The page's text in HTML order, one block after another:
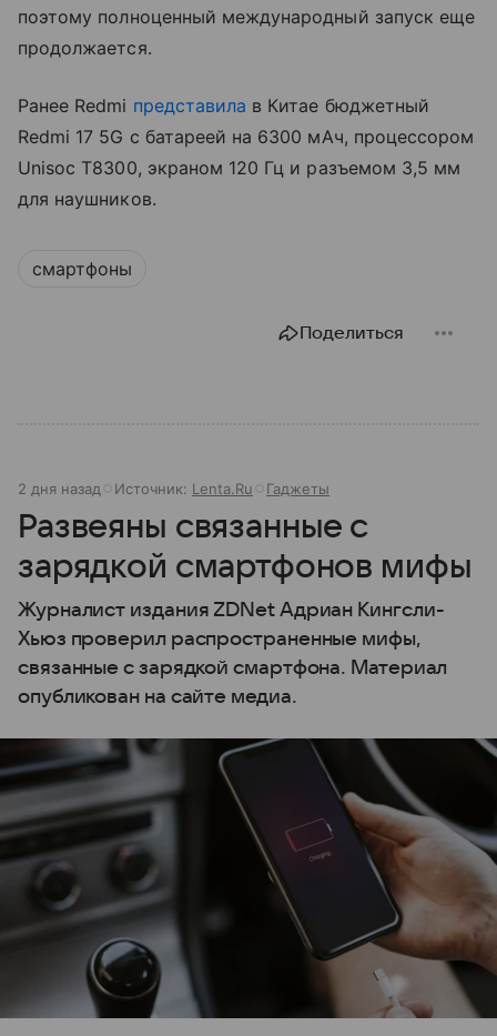
поэтому полноценный международный запуск еще
продолжается.
Ранее Redmi представила в Китае бюджетный
Redmi 17 5G с батареей на 6300 мАч, процессором
Unisoc T8300, экраном 120 Гц и разъемом 3,5 мм
для наушников.
смартфоны
Поделиться
2 дня назад Источник: Lenta.Ru Гаджеты
Развеяны связанные с
зарядкой смартфонов мифы
Журналист издания ZDNet Адриан Кингсли-
Хьюз проверил распространенные мифы,
связанные с зарядкой смартфона. Материал
опубликован на сайте медиа.